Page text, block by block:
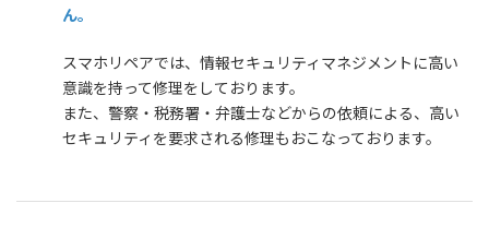
ん。
スマホリペアでは、情報セキュリティマネジメントに高い
意識を持って修理をしております。
また、警察・税務署・弁護士などからの依頼による、高い
セキュリティを要求される修理もおこなっております。